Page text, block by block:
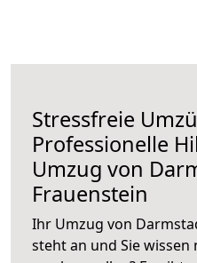
Stressfreie
Professionelle
Umzug von
Frauenstein
Ihr Umzug von
steht an und Sie wissen